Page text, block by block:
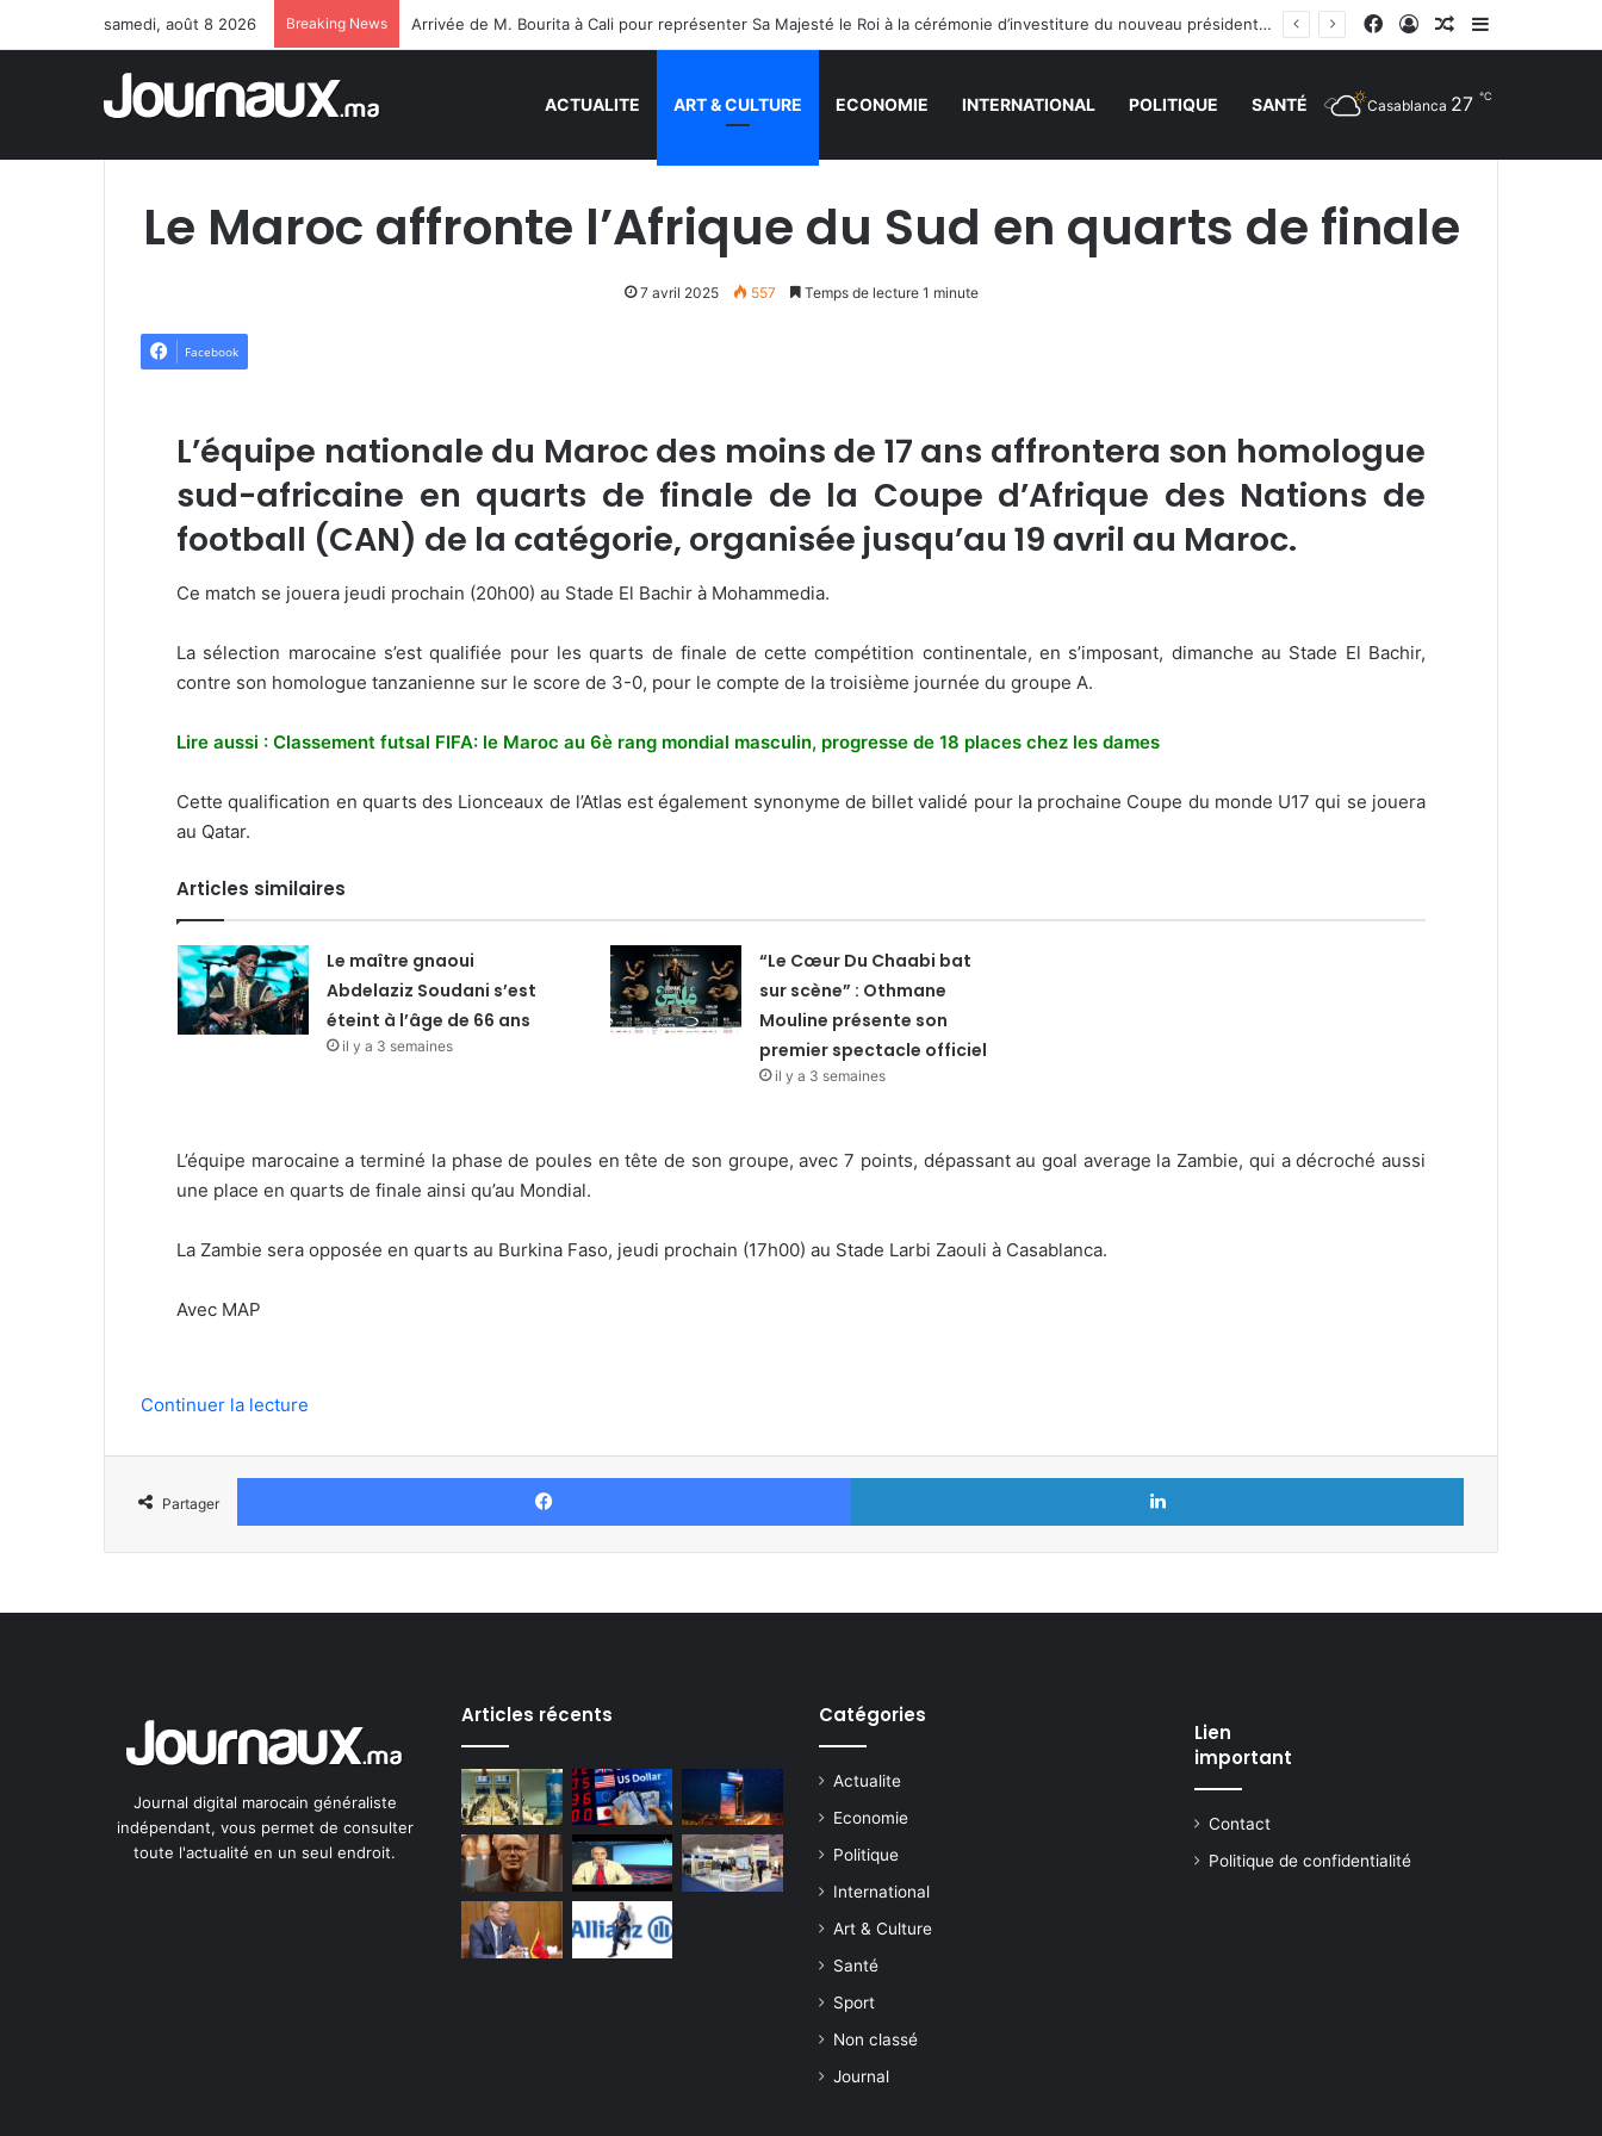
samedi, août 8 2026 Breaking News Arrivée de M. Bourita à Cali pour représenter Sa Majesté le Roi à la cérémonie d’investiture du nouveau président colombien Facebook
Connexion
Article Aléatoire
Sidebar
ACTUALITE ART & CULTURE ECONOMIE INTERNATIONAL POLITIQUE SANTÉ Casablanca 27 ℃
Le Maroc affronte l’Afrique du Sud en quarts de finale
7 avril 2025 557 Temps de lecture 1 minute
Facebook
L’équipe nationale du Maroc des moins de 17 ans affrontera son homologue
sud-africaine en quarts de finale de la Coupe d’Afrique des Nations de
football (CAN) de la catégorie, organisée jusqu’au 19 avril au Maroc.
Ce match se jouera jeudi prochain (20h00) au Stade El Bachir à Mohammedia.
La sélection marocaine s’est qualifiée pour les quarts de finale de cette compétition continentale, en s’imposant, dimanche au Stade El Bachir,
contre son homologue tanzanienne sur le score de 3-0, pour le compte de la troisième journée du groupe A.
Lire aussi : Classement futsal FIFA: le Maroc au 6è rang mondial masculin, progresse de 18 places chez les dames
Cette qualification en quarts des Lionceaux de l’Atlas est également synonyme de billet validé pour la prochaine Coupe du monde U17 qui se jouera
au Qatar.
Articles similaires
Le maître gnaoui
Abdelaziz Soudani s’est
éteint à l’âge de 66 ans
il y a 3 semaines
“Le Cœur Du Chaabi bat
sur scène” : Othmane
Mouline présente son
premier spectacle officiel
il y a 3 semaines
L’équipe marocaine a terminé la phase de poules en tête de son groupe, avec 7 points, dépassant au goal average la Zambie, qui a décroché aussi
une place en quarts de finale ainsi qu’au Mondial.
La Zambie sera opposée en quarts au Burkina Faso, jeudi prochain (17h00) au Stade Larbi Zaouli à Casablanca.
Avec MAP
Continuer la lecture
Partager
Facebook Linkedin
Journal digital marocain généraliste
indépendant, vous permet de consulter
toute l'actualité en un seul endroit.
Articles récents Catégories
Actualite
Economie
Politique
International
Art & Culture
Santé
Sport
Non classé
Journal
Lien
important
Contact
Politique de confidentialité